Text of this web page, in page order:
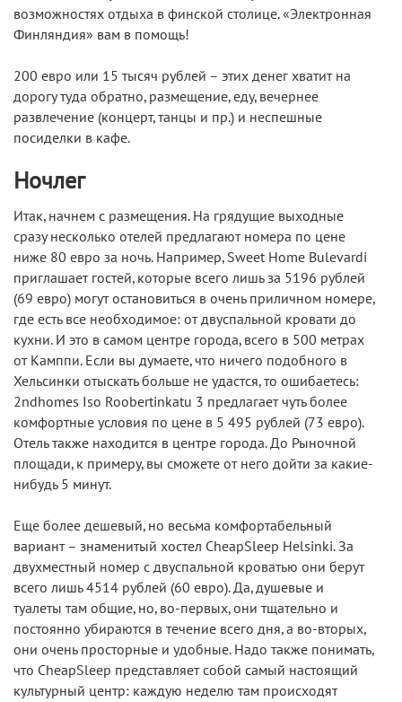
возможностях отдыха в финской столице. «Электронная
Финляндия» вам в помощь!
200 евро или 15 тысяч рублей – этих денег хватит на
дорогу туда обратно, размещение, еду, вечернее
развлечение (концерт, танцы и пр.) и неспешные
посиделки в кафе.
Ночлег
Итак, начнем с размещения. На грядущие выходные
сразу несколько отелей предлагают номера по цене
ниже 80 евро за ночь. Например, Sweet Home Bulevardi
приглашает гостей, которые всего лишь за 5196 рублей
(69 евро) могут остановиться в очень приличном номере,
где есть все необходимое: от двуспальной кровати до
кухни. И это в самом центре города, всего в 500 метрах
от Камппи. Если вы думаете, что ничего подобного в
Хельсинки отыскать больше не удастся, то ошибаетесь:
2ndhomes Iso Roobertinkatu 3 предлагает чуть более
комфортные условия по цене в 5 495 рублей (73 евро).
Отель также находится в центре города. До Рыночной
площади, к примеру, вы сможете от него дойти за какие-
нибудь 5 минут.
Еще более дешевый, но весьма комфортабельный
вариант – знаменитый хостел CheapSleep Helsinki. За
двухместный номер с двуспальной кроватью они берут
всего лишь 4514 рублей (60 евро). Да, душевые и
туалеты там общие, но, во-первых, они тщательно и
постоянно убираются в течение всего дня, а во-вторых,
они очень просторные и удобные. Надо также понимать,
что CheapSleep представляет собой самый настоящий
культурный центр: каждую неделю там происходят